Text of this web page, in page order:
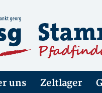
uns Zeltlager